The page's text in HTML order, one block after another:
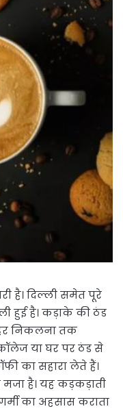
है। दिल्ली समेत पूरे
हुई है। कड़ाके की ठंड
निकलना तक
या घर पर ठंड से
का सहारा लेते हैं।
है। यह कड़कड़ाती
का अहसास कराता